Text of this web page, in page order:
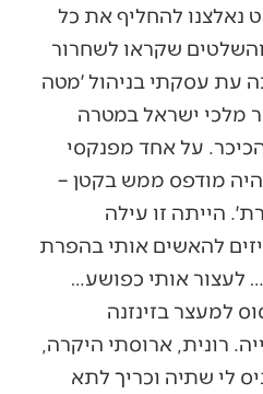
נאלצנו להחליף את כל
שקראו לשחרור
עת עסקתי בניהול ׳מטה
מלכי ישראל במטרה
על אחד מפנקסי
מודפס ממש בקטן –
הייתה זו עילה
להאשים אותי בהפרת
לעצור אותי כפושע…
למעצר בזינזנה
רונית, ארוסתי היקרה,
לי שתיה וכריך לתא